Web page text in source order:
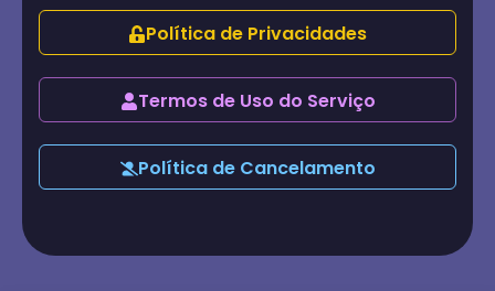
Política de Privacidades
Termos de Uso do Serviço
Política de Cancelamento